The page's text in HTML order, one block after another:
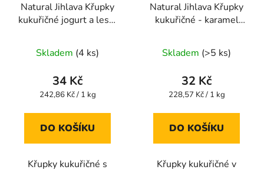
Natural Jihlava Křupky
kukuřičné jogurt a lesní
hodnocení
produktu
je
z
Skladem (4 ks)
34 Kč
Měrná
242,86 Kč / 1 kg
DO KOŠÍKU
Křupky kukuřičné s
Natural Jihlava Křupky
kukuřičné - karamel
hodnocení
produktu
je
z
Skladem (>5 ks)
32 Kč
Měrná
228,57 Kč / 1 kg
DO KOŠÍKU
Křupky kukuřičné v